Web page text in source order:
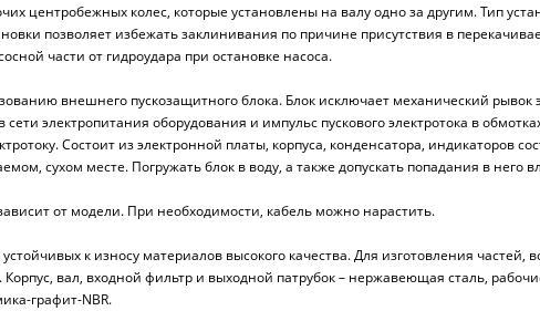
центробежных колес, которые установлены на валу одно за другим. Тип
позволяет избежать заклинивания по причине присутствия в
части от гидроудара при остановке насоса.
внешнего пускозащитного блока. Блок исключает механический рывок
электропитания оборудования и импульс пускового электротока в
Состоит из электронной платы, корпуса, конденсатора, индикаторов
сухом месте. Погружать блок в воду, а также допускать попадания в него
от модели. При необходимости, кабель можно нарастить.
к износу материалов высокого качества. Для изготовления частей,
вал, входной фильтр и выходной патрубок – нержавеющая сталь,
графит-NВR.